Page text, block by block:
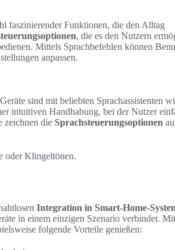
faszinierender Funktionen, die den Alltag
, die es den Nutzern
Mittels Sprachbefehlen können
anpassen.
sind mit beliebten Sprachassistenten
intuitiven Handhabung, bei der Nutzer
zeichnen die Sprachsteuerungsoptionen
oder Klingeltönen.
Integration in Smart-Home-
in einem einzigen Szenario verbindet.
folgende Vorteile genießen: